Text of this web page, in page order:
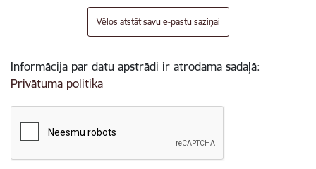
Vēlos atstāt savu e-pastu saziņai
Informācija par datu apstrādi ir atrodama sadaļā:
Privātuma politika